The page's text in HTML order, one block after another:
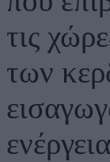
τις
των